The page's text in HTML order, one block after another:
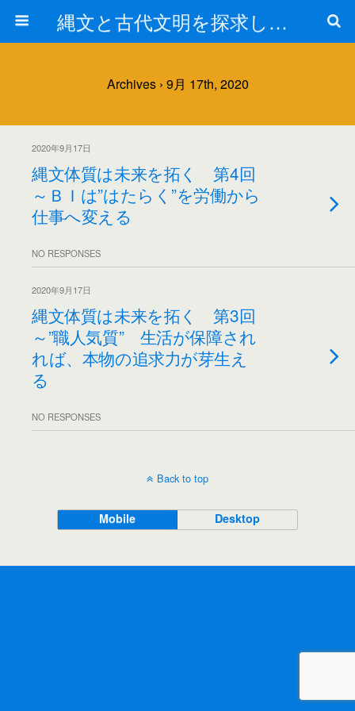
縄文と古代文明を探求しよう！
Archives › 9月 17th, 2020
2020年9月17日
縄文体質は未来を拓く 第4回
～ＢＩは”はたらく”を労働から
仕事へ変える
NO RESPONSES
2020年9月17日
縄文体質は未来を拓く 第3回
～”職人気質” 生活が保障され
れば、本物の追求力が芽生え
る
NO RESPONSES
Back to top
Mobile Desktop